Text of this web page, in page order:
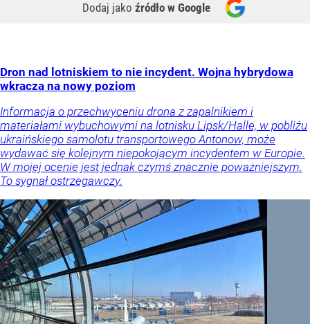
Dodaj jako źródło w Google
Dron nad lotniskiem to nie incydent. Wojna hybrydowa
wkracza na nowy poziom
Informacja o przechwyceniu drona z zapalnikiem i
materiałami wybuchowymi na lotnisku Lipsk/Halle, w pobliżu
ukraińskiego samolotu transportowego Antonow, może
wydawać się kolejnym niepokojącym incydentem w Europie.
W mojej ocenie jest jednak czymś znacznie poważniejszym.
To sygnał ostrzegawczy.